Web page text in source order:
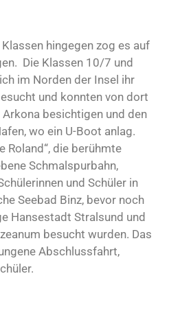
hingegen zog es auf
Die Klassen 10/7 und
im Norden der Insel ihr
und konnten von dort
Arkona besichtigen und den
wo ein U-Boot anlag.
Roland“, die berühmte
Schmalspurbahn,
und Schüler in
Seebad Binz, bevor noch
Hansestadt Stralsund und
besucht wurden. Das
Abschlussfahrt,